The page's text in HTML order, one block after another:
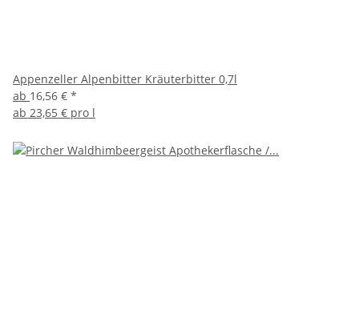
Appenzeller Alpenbitter Kräuterbitter 0,7l
ab 16,56 € *
ab 23,65 € pro l